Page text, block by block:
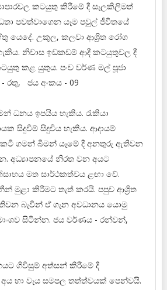
කටයුතු කිරීමේ දී සැලකිලිමත්
පවත්වාගෙන යෑම පවුල් ජීවිතයේ
යෙදේ. උකුල, කලවා ආශ්‍රිත රෝග
නිවාස ඉඩකඩම් ආදී කටයුතුවල දී
කළ යුතුය. පංච වර්ණ මල් පූජා
රතු, ජය අංකය - 09
ධනය ඉපයිය හැකිය. රැකියා
සිදුවීම් සිදුවිය හැකිය. ආදායම්
ගමන් බිමන් යෑමේ දී අනතුරු ඇතිවන
අධ්‍යාපනයේ නිරත වන අයට
මත සාර්ථකත්වය ළඟා වේ.
මුළා කිරීමට තැත් කරයි. පපුව ආශ්‍රිත
බැවින් ඒ ගැන අවධානය යොමු
සිටින්න. ජය වර්ණය - රන්වන්,
ගිවිසුම් අත්සන් කිරීමේ දී
හා වැය සමපල තත්ත්වයක් පෙන්වයි.